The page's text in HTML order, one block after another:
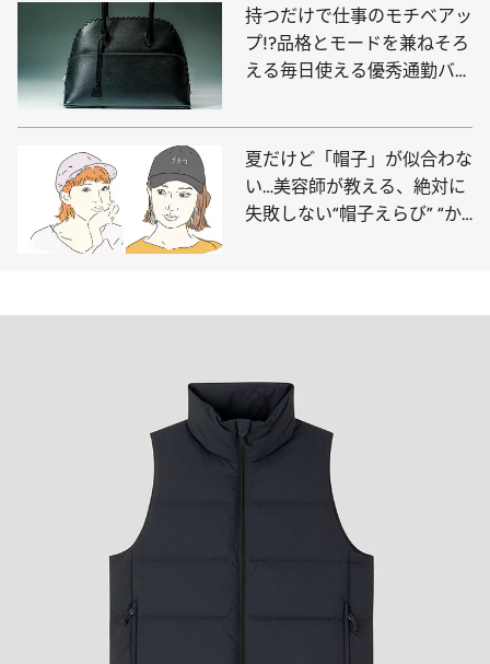
持つだけで仕事のモチベアッ
プ!?品格とモードを兼ねそろ
える毎日使える優秀通勤バッ
夏だけど「帽子」が似合わな
い…美容師が教える、絶対に
失敗しない“帽子えらび” “か